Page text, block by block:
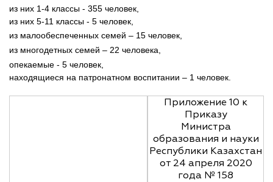
из них 1-4 классы - 355 человек,
из них 5-11 классы - 5 человек,
из малообеспеченных семей – 15 человек,
из многодетных семей – 22 человека,
опекаемые - 5 человек,
находящиеся на патронатном воспитании – 1 человек.
Приложение 10 к
Приказу
Министра
образования и науки
Республики Казахстан
от 24 апреля 2020
года № 158